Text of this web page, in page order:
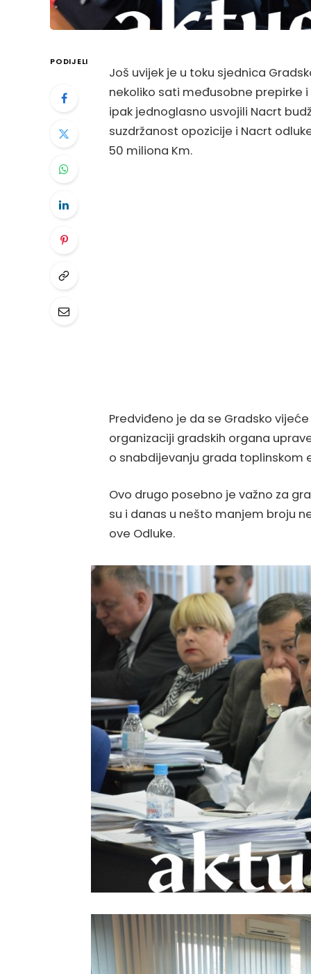
PODIJELI
Još uvijek je u toku sjednica
nekoliko sati međusobne prepirke
ipak jednoglasno usvojili Nacrt
suzdržanost opozicije i Nacrt
50 miliona Km.
Predviđeno je da se Gradsko
organizaciji gradskih organa
o snabdijevanju grada toplinskom
Ovo drugo posebno je važno za
su i danas u nešto manjem broju
ove Odluke.